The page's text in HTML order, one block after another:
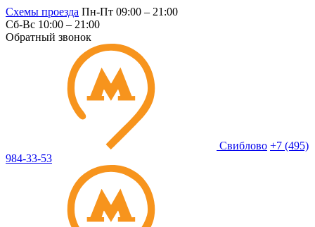
Схемы проезда Пн-Пт 09:00 – 21:00
Сб-Вс 10:00 – 21:00
Обратный звонок
Свиблово +7 (495)
984-33-53